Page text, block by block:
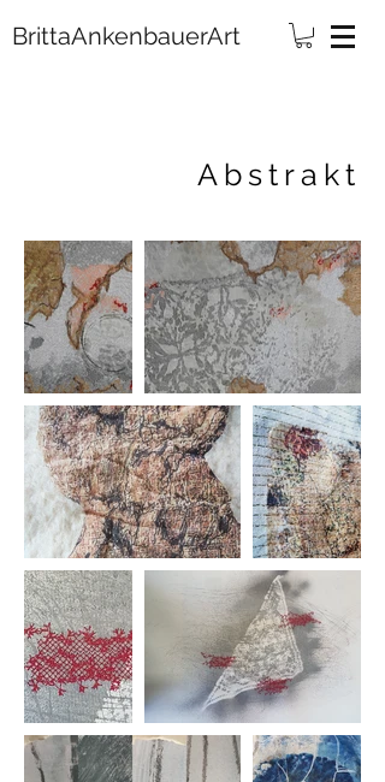
Abstrakt